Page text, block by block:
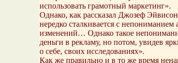
использовать грамотный маркетинг».
Однако, как рассказал Джозеф
нередко сталкивается с непониманием
изменений… Однако такое
деньги в рекламу, но потом, увидев
о себе, своих исследованиях».
Как же правильно и в то же время